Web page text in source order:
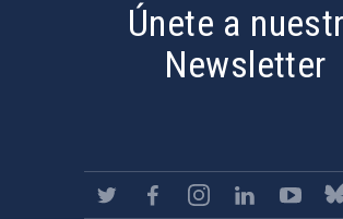
Únete a
Newsletter